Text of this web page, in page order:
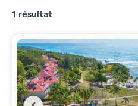
1 résultat